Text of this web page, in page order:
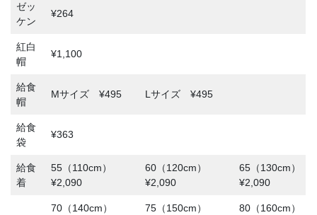
ゼッ
ケン
¥264
紅白
帽
¥1,100
給食
帽
Mサイズ ¥495 Lサイズ ¥495
給食
袋
¥363
給食
着
55（110cm）
¥2,090
60（120cm）
¥2,090
65（130cm）
¥2,090
70（140cm）
75（150cm）
80（160cm）